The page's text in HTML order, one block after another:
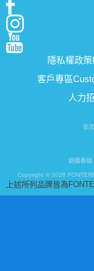
隱私權政策
客戶專區
人力
新
網購專
Copyright © 2026
上述所列品牌皆為